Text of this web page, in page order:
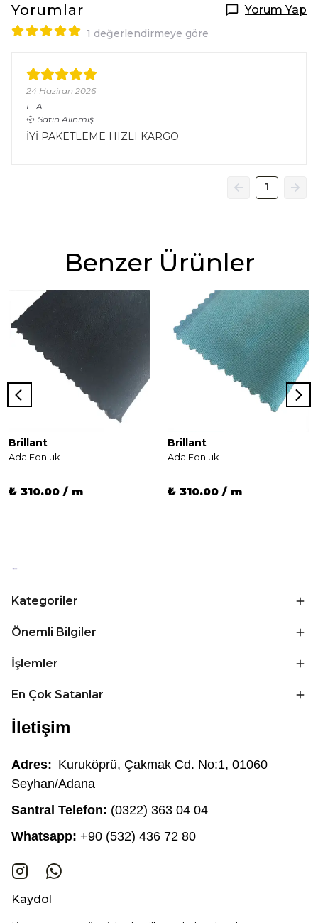
Yorumlar Yorum Yap
1 değerlendirmeye göre
24 Haziran 2026
F. A.
Satın Alınmış
İYİ PAKETLEME HIZLI KARGO
1
Benzer Ürünler
Brillant
Ada Fonluk
₺ 310.00 / m
Brillant
Ada Fonluk
₺ 310.00 / m
Kategoriler
Önemli Bilgiler
İşlemler
En Çok Satanlar
İletişim
Adres: Kuruköprü, Çakmak Cd. No:1, 01060
Seyhan/Adana
Santral Telefon: (0322) 363 04 04
Whatsapp: +90 (532) 436 72 80
Kaydol